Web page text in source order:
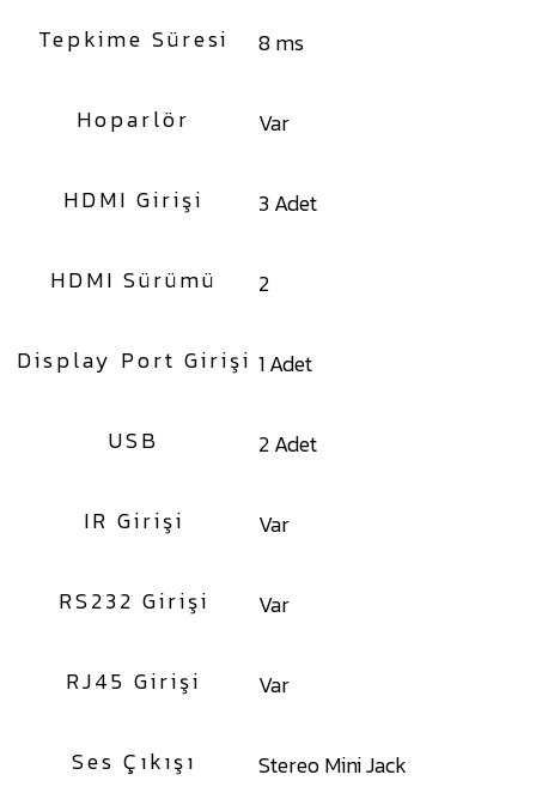
Tepkime Süresi 8 ms
Hoparlör Var
HDMI Girişi 3 Adet
HDMI Sürümü 2
Display Port Girişi 1 Adet
USB 2 Adet
IR Girişi Var
RS232 Girişi Var
RJ45 Girişi Var
Ses Çıkışı Stereo Mini Jack